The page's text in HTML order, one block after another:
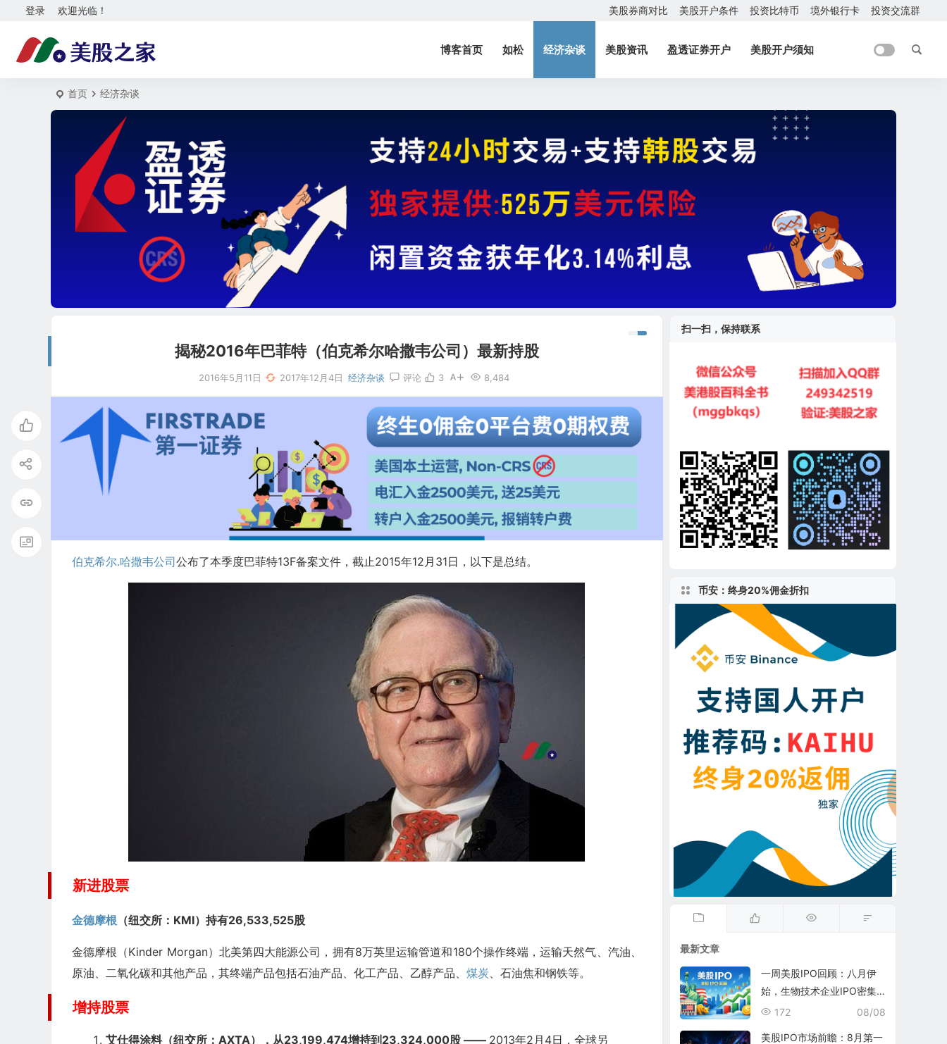
欢迎光临！
登录 美股券商对比 美股开户条件 投资比特币 境外银行卡 投资交流群
博客首页 如松 经济杂谈 美股资讯 盈透证券开户 美股开户须知
首页 经济杂谈
揭秘2016年巴菲特（伯克希尔哈撒韦公司）最新持股
2016年5月11日 2017年12月4日 经济杂谈 评论 8,484
3
伯克希尔.哈撒韦公司公布了本季度巴菲特13F备案文件，截止2015年12月31日，以下是总结。
新进股票
金德摩根 （纽交所：KMI）持有26,533,525股
金德摩根（Kinder Morgan）北美第四大能源公司，拥有8万英里运输管道和180个操作终端，运输天然气、汽油、
原油、二氧化碳和其他产品，其终端产品包括石油产品、化工产品、乙醇产品、 煤炭 、石油焦和钢铁等。
增持股票
艾仕得涂料（纽交所：AXTA），从23,199,474增持到23,324,000股 —— 2013年2月4日，全球另
扫一扫，保持联系
币安：终身20%佣金折扣
最新文章
一周美股IPO回顾：八月伊
始，生物技术企业IPO密集
涌现
08/08
172
美股IPO市场前瞻：8月第一